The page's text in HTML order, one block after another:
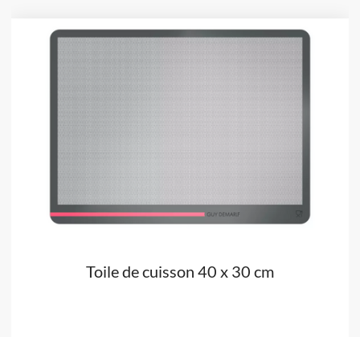
Toile de cuisson 40 x 30 cm